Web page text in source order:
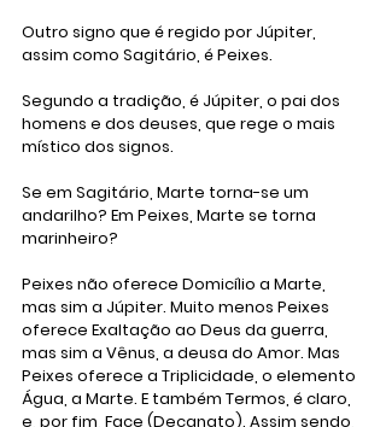
Outro signo que é regido por Júpiter,
assim como Sagitário, é Peixes.
Segundo a tradição, é Júpiter, o pai dos
homens e dos deuses, que rege o mais
místico dos signos.
Se em Sagitário, Marte torna-se um
andarilho? Em Peixes, Marte se torna
marinheiro?
Peixes não oferece Domicílio a Marte,
mas sim a Júpiter. Muito menos Peixes
oferece Exaltação ao Deus da guerra,
mas sim a Vênus, a deusa do Amor. Mas
Peixes oferece a Triplicidade, o elemento
Água, a Marte. E também Termos, é claro,
e, por fim, Face (Decanato). Assim sendo,